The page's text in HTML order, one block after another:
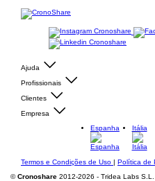
Ajuda
Profissionais
Clientes
Empresa
Espanha
Itália
Termos e Condições de Uso | Política de
©Cronoshare 2012-2026 - Tridea Labs